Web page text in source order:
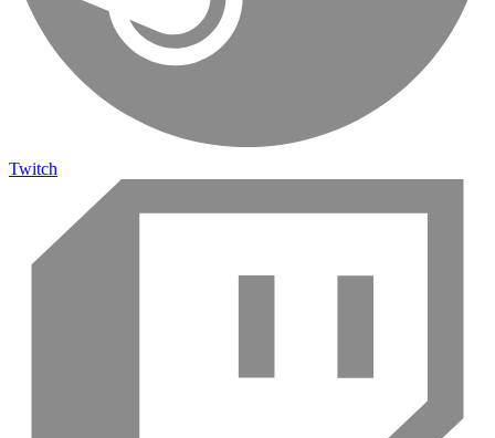
Twitch